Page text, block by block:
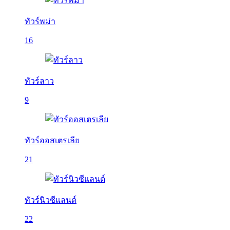
ทัวร์พม่า
16
ทัวร์ลาว
9
ทัวร์ออสเตรเลีย
21
ทัวร์นิวซีแลนด์
22